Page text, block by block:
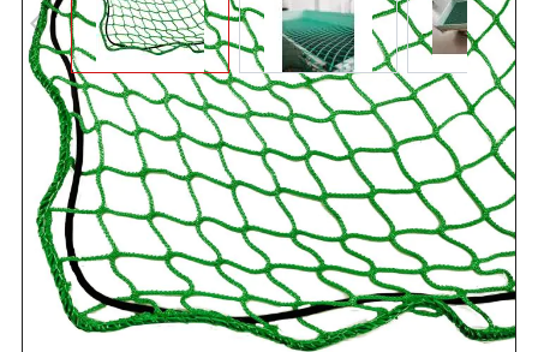
Angebot anfordern
Abdecknetz zur Ladungssicherungist zur Abdeckung von
leichter und loser Ladung auf Pkw-Anhänger,
Pritschenfahrzeugen und Container. Das Netz verhindert das
Fortwehen von Ladegut von der Ladefläche während der
Fahrt, hat rhombische Maschen (45 mm) und ist umlaufend